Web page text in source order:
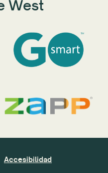
West
Accesibilidad